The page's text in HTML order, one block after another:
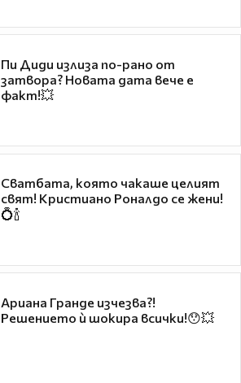
Пи Диди излиза по-рано от
затвора? Новата дата вече е
факт!💥
Сватбата, която чакаше целият
свят! Кристиано Роналдо се жени!
💍🍾
Ариана Гранде изчезва?!
Решението ѝ шокира всички!😯💥